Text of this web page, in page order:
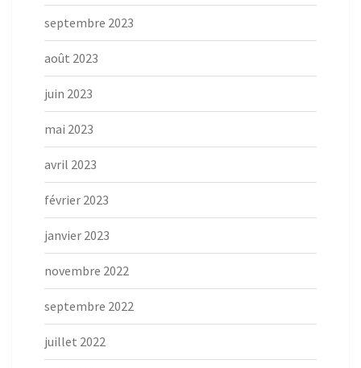
septembre 2023
août 2023
juin 2023
mai 2023
avril 2023
février 2023
janvier 2023
novembre 2022
septembre 2022
juillet 2022